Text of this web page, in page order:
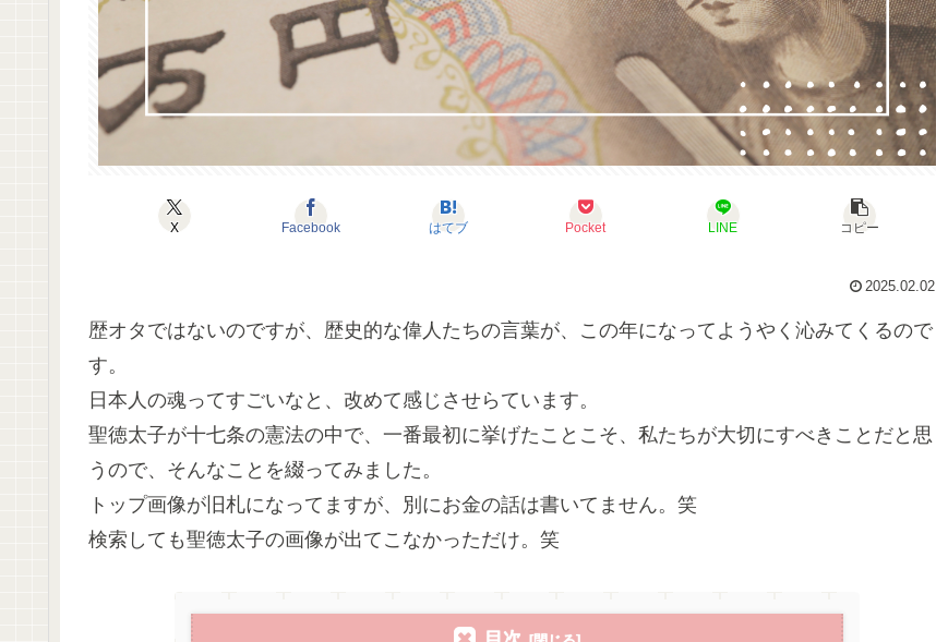
X Facebook はてブ Pocket LINE コピー
2025.02.02
歴オタではないのですが、歴史的な偉人たちの言葉が、この年になってようやく沁みてくるので
す。
日本人の魂ってすごいなと、改めて感じさせらています。
聖徳太子が十七条の憲法の中で、一番最初に挙げたことこそ、私たちが大切にすべきことだと思
うので、そんなことを綴ってみました。
トップ画像が旧札になってますが、別にお金の話は書いてません。笑
検索しても聖徳太子の画像が出てこなかっただけ。笑